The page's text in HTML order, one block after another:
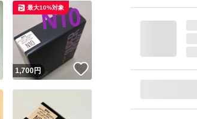
●一体化する
なる点をカバ
画像の商品で
いいね！
1,700円
最大10%対象